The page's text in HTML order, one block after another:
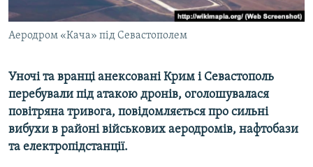
Аеродром «Кача» під Севастополем
Уночі та вранці анексовані Крим і Севастополь
перебували під атакою дронів, оголошувалася
повітряна тривога, повідомляється про сильні
вибухи в районі військових аеродромів, нафтобази
та електропідстанції.